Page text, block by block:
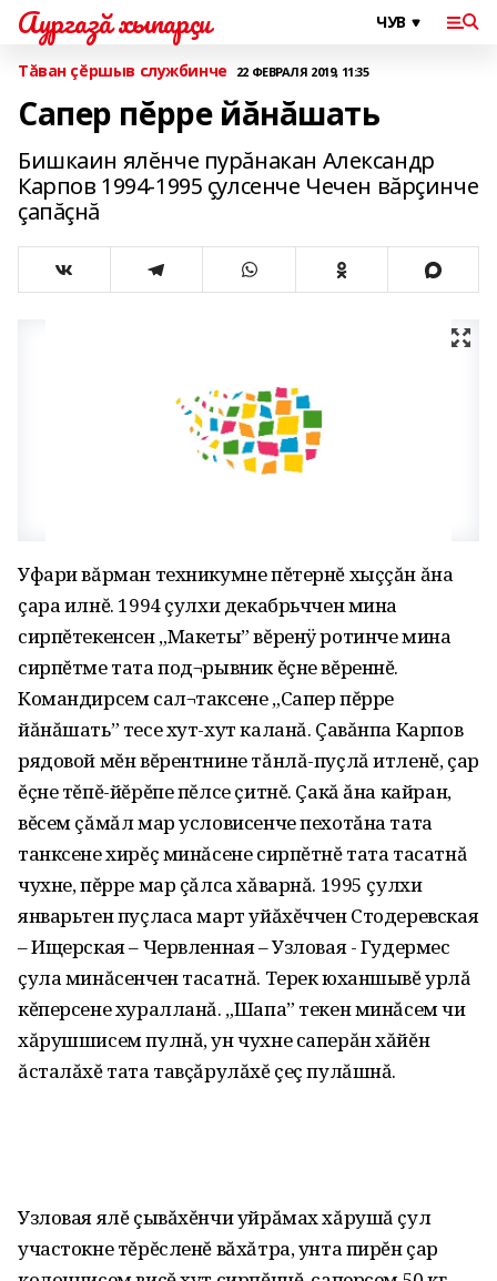
Аургазă хыпарçи
Тăван çĕршыв службинче 22 ФЕВРАЛЯ 2019, 11:35
Сапер пĕрре йăнăшать
Бишкаин ялĕнче пурăнакан Александр
Карпов 1994-1995 çулсенче Чечен вăрçинче
çапăçнă
Уфари вăрман техникумне пĕтернĕ хыççăн ăна
çара илнĕ. 1994 çулхи декабрьччен мина
сирпĕтекенсен „Макеты” вĕренÿ ротинче мина
сирпĕтме тата под¬рывник ĕçне вĕреннĕ.
Командирсем сал¬таксене „Сапер пĕрре
йăнăшать” тесе хут-хут каланă. Çавăнпа Карпов
рядовой мĕн вĕрентнине тăнлă-пуçлă итленĕ, çар
ĕçне тĕпĕ-йĕрĕпе пĕлсе çитнĕ. Çакă ăна кайран,
вĕсем çăмăл мар условисенче пехотăна тата
танксене хирĕç минăсене сирпĕтнĕ тата тасатнă
чухне, пĕрре мар çăлса хăварнă. 1995 çулхи
январьтен пуçласа март уйăхĕччен Стодеревская
– Ищерская – Червленная – Узловая - Гудермес
çула минăсенчен тасатнă. Терек юханшывĕ урлă
кĕперсене хуралланă. „Шапа” текен минăсем чи
хăрушшисем пулнă, ун чухне саперăн хăйĕн
ăсталăхĕ тата тавçăрулăхĕ çеç пулăшнă.
Узловая ялĕ çывăхĕнчи уйрăмах хăрушă çул
участокне тĕрĕсленĕ вăхăтра, унта пирĕн çар